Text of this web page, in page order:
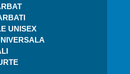
UNISEX